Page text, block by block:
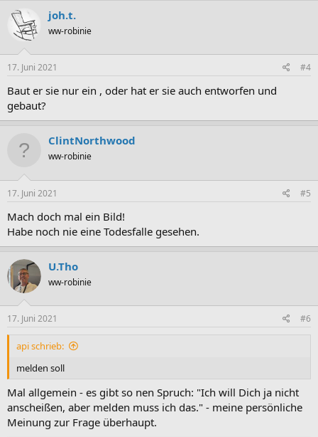
joh.t.
ww-robinie
17. Juni 2021 #4
Baut er sie nur ein , oder hat er sie auch entworfen und
gebaut?
ClintNorthwood
ww-robinie
17. Juni 2021 #5
Mach doch mal ein Bild!
Habe noch nie eine Todesfalle gesehen.
U.Tho
ww-robinie
17. Juni 2021 #6
api schrieb:
melden soll
Mal allgemein - es gibt so nen Spruch: "Ich will Dich ja nicht
anscheißen, aber melden muss ich das." - meine persönliche
Meinung zur Frage überhaupt.